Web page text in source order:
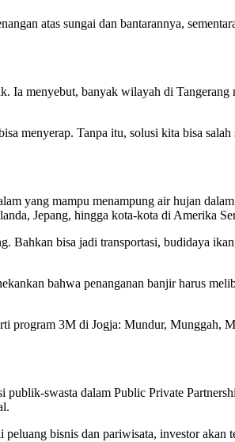
atas sungai dan bantarannya,
menyebut, banyak wilayah di Tangerang
menyerap. Tanpa itu, solusi kita bisa
yang mampu menampung air hujan
Jepang, hingga kota-kota di Amerika
bisa jadi transportasi, budidaya
bahwa penanganan banjir harus
program 3M di Jogja: Mundur, Munggah,
swasta dalam Public Private
bisnis dan pariwisata, investor akan